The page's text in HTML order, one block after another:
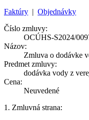
Faktúry | Objednávky
Číslo zmluvy:
OCÚHS-S2024/
Názov:
Zmluva o dodávke
Predmet zmluvy:
dodávka vody z
Cena:
Neuvedené
1. Zmluvná strana: